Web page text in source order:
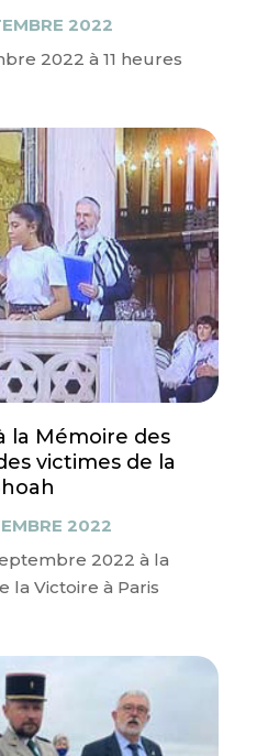
2022
2022 à 11 heures
la Mémoire des
victimes de la
2022
2022 à la
la Victoire à Paris